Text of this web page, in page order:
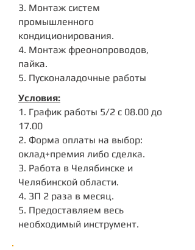
3. Монтаж систем
промышленного
кондиционирования.
4. Монтаж фреонопроводов,
пайка.
5. Пусконаладочные работы
Условия:
1. График работы 5/2 с 08.00 до
17.00
2. Форма оплаты на выбор:
оклад+премия либо сделка.
3. Работа в Челябинске и
Челябинской области.
4. ЗП 2 раза в месяц.
5. Предоставляем весь
необходимый инструмент.